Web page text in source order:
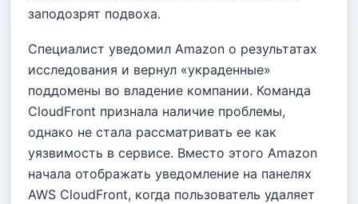
заподозрят подвоха.
Специалист уведомил Amazon о результатах
исследования и вернул «украденные»
поддомены во владение компании. Команда
CloudFront признала наличие проблемы,
однако не стала рассматривать ее как
уязвимость в сервисе. Вместо этого Amazon
начала отображать уведомление на панелях
AWS CloudFront, когда пользователь удаляет